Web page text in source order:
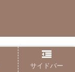
サイドバー